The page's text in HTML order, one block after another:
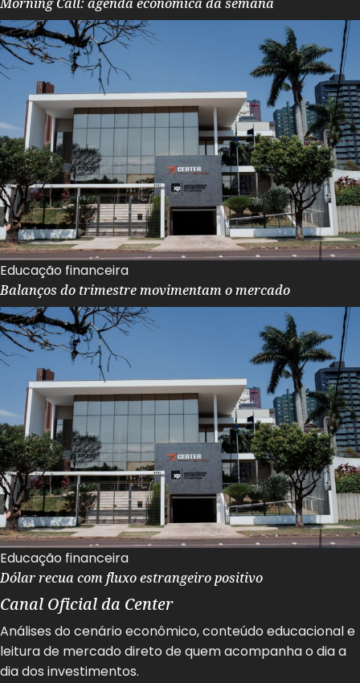
Educação financeira
Balanços do trimestre movimentam o mercado
Educação financeira
Dólar recua com fluxo estrangeiro positivo
Canal Oficial da Center
Análises do cenário econômico, conteúdo educacional e
leitura de mercado direto de quem acompanha o dia a
dia dos investimentos.